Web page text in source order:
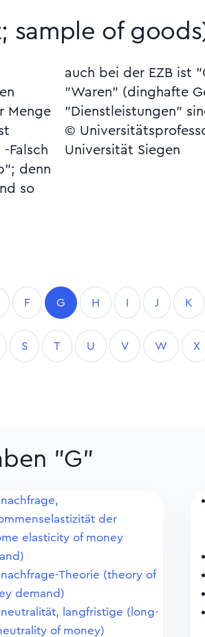
sample of
Menge
Falsch
denn
so
"Dienstleistungen"
©
Universität Siegen
F G H I J K
S T U V W X
"G"
der
elasticity of money
Theorie (theory of
demand)
langfristige (long-
of money)